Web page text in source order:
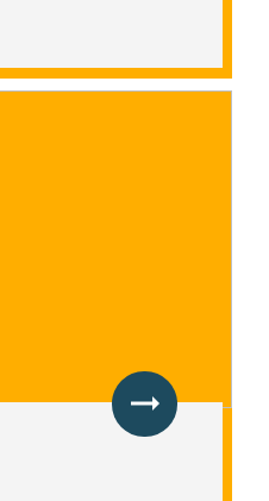
arrow_right_alt